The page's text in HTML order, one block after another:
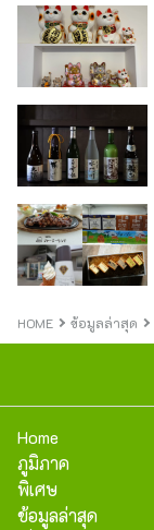
HOME ข้อมูลล่าสุด
Home
ภูมิภาค
พิเศษ
ข้อมูลล่าสุด